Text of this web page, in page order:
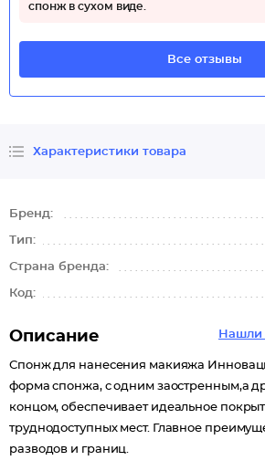
спонж в сухом виде.
Все отзывы
Характеристики товара
Бренд:
Тип:
Страна бренда:
Код:
Нашли
Описание
Спонж для нанесения макияжа
форма спонжа, с одним заостренным,а
концом, обеспечивает идеальное
труднодоступных мест. Главное
разводов и границ.